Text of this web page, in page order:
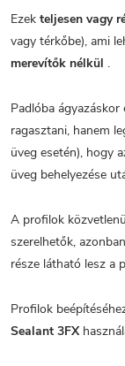
Ezek teljesen vagy
vagy térkőbe), ami
merevítők nélkül .
Padlóba
ragasztani, hanem
üveg esetén), hogy
üveg behelyezése
A profilok
szerelhetők,
része látható lesz a
Profilok
Sealant 3FX